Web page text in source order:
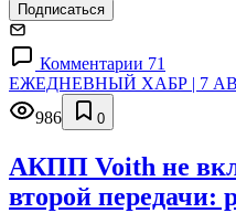
Подписаться
Комментарии 71
ЕЖЕДНЕВНЫЙ ХАБР | 7
986
0
АКПП Voith не
второй передачи: